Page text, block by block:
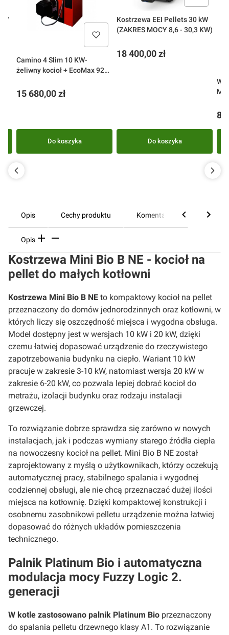
Camino 4 Slim 10 KW-
żeliwny kocioł + EcoMax 920
MOCY 3-10 KW)
Cena
15 680,00 zł
Do koszyka
Kostrzewa EEI Pellets 30 kW
(ZAKRES MOCY 8,6 - 30,3 KW)
Cena
18 400,00 zł
Do koszyka
8
Opis Cechy produktu Komentarze
Opis
Kostrzewa Mini Bio B NE - kocioł na
pellet do małych kotłowni
Kostrzewa Mini Bio B NE to kompaktowy kocioł na pellet
przeznaczony do domów jednorodzinnych oraz kotłowni, w
których liczy się oszczędność miejsca i wygodna obsługa.
Model dostępny jest w wersjach 10 kW i 20 kW, dzięki
czemu łatwiej dopasować urządzenie do rzeczywistego
zapotrzebowania budynku na ciepło. Wariant 10 kW
pracuje w zakresie 3-10 kW, natomiast wersja 20 kW w
zakresie 6-20 kW, co pozwala lepiej dobrać kocioł do
metrażu, izolacji budynku oraz rodzaju instalacji
grzewczej.
To rozwiązanie dobrze sprawdza się zarówno w nowych
instalacjach, jak i podczas wymiany starego źródła ciepła
na nowoczesny kocioł na pellet. Mini Bio B NE został
zaprojektowany z myślą o użytkownikach, którzy oczekują
automatycznej pracy, stabilnego spalania i wygodnej
codziennej obsługi, ale nie chcą przeznaczać dużej ilości
miejsca na kotłownię. Dzięki kompaktowej konstrukcji i
osobnemu zasobnikowi pelletu urządzenie można łatwiej
dopasować do różnych układów pomieszczenia
technicznego.
Palnik Platinum Bio i automatyczna
modulacja mocy Fuzzy Logic 2.
generacji
W kotle zastosowano palnik Platinum Bio przeznaczony
do spalania pelletu drzewnego klasy A1. To rozwiązanie